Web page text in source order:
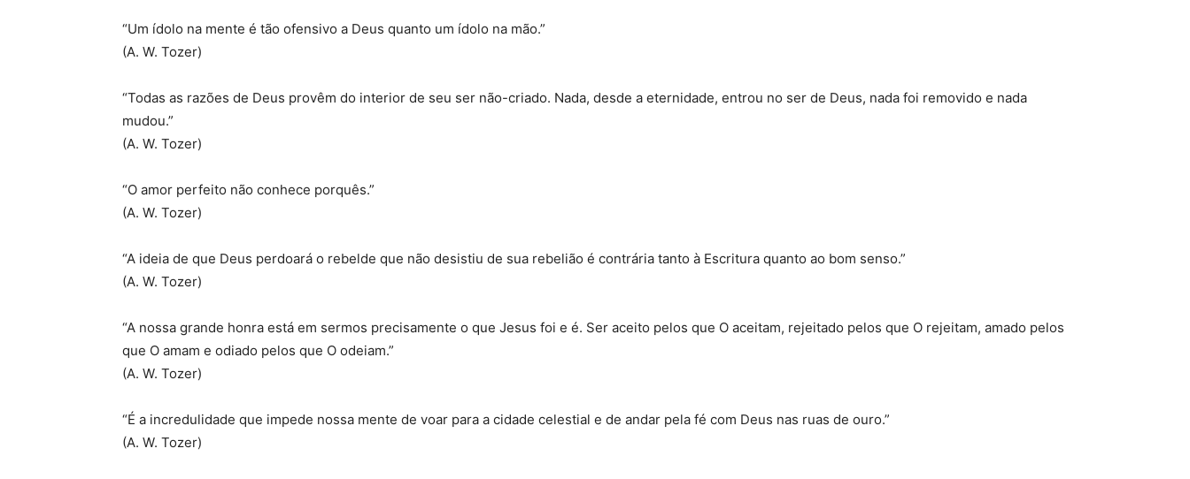
“Um ídolo na mente é tão ofensivo a Deus quanto um ídolo na mão.”
(A. W. Tozer)
“Todas as razões de Deus provêm do interior de seu ser não-criado. Nada, desde a eternidade, entrou no ser de Deus, nada foi removido e nada
mudou.”
(A. W. Tozer)
“O amor perfeito não conhece porquês.”
(A. W. Tozer)
“A ideia de que Deus perdoará o rebelde que não desistiu de sua rebelião é contrária tanto à Escritura quanto ao bom senso.”
(A. W. Tozer)
“A nossa grande honra está em sermos precisamente o que Jesus foi e é. Ser aceito pelos que O aceitam, rejeitado pelos que O rejeitam, amado pelos
que O amam e odiado pelos que O odeiam.”
(A. W. Tozer)
“É a incredulidade que impede nossa mente de voar para a cidade celestial e de andar pela fé com Deus nas ruas de ouro.”
(A. W. Tozer)